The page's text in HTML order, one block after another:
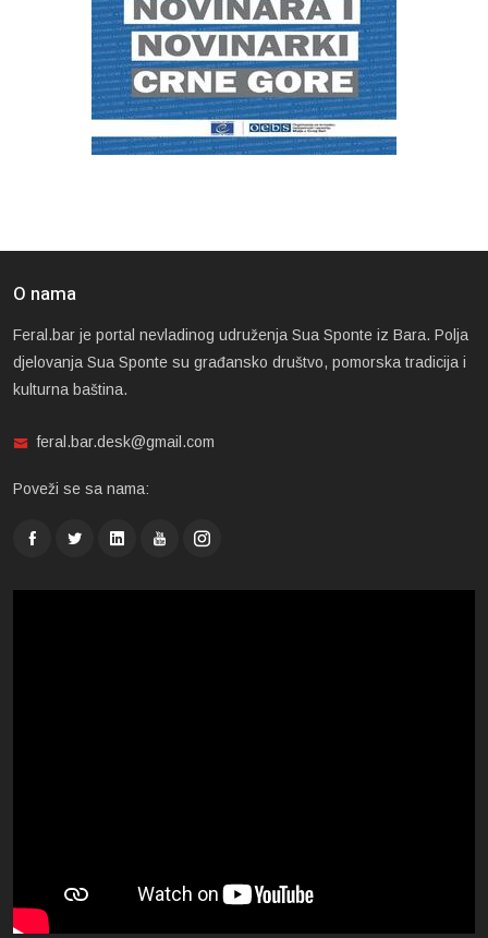
O nama
Feral.bar je portal nevladinog udruženja Sua Sponte iz Bara. Polja
djelovanja Sua Sponte su građansko društvo, pomorska tradicija i
kulturna baština.
feral.bar.desk@gmail.com
Poveži se sa nama: